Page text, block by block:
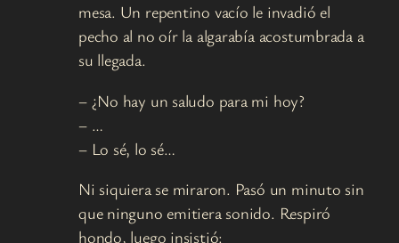
mesa. Un repentino vacío le invadió el
pecho al no oír la algarabía acostumbrada a
su llegada.
– ¿No hay un saludo para mi hoy?
– …
– Lo sé, lo sé…
Ni siquiera se miraron. Pasó un minuto sin
que ninguno emitiera sonido. Respiró
hondo, luego insistió: